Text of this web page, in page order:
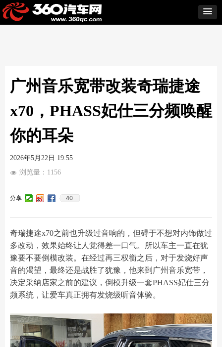
广州音乐宽带改装奇瑞捷途
x70，PHASS妃仕三分频唤醒
你的耳朵
奇瑞捷途x70之前也升级过音响的，但碍于不想对内饰做过
多改动，效果始终让人觉得差一口气。所以车主一直在犹
豫要不要倒模改装。在经过再三权衡之后，对于发烧好声
音的渴望，最终还是战胜了犹豫，他来到广州音乐宽带，
决定采纳店家之前的建议，倒模升级一套PHASS妃仕三分
频系统，让爱车真正拥有发烧级听音体验。
2026年5月22日 19:55
分享 40
넶 浏览量： 1156